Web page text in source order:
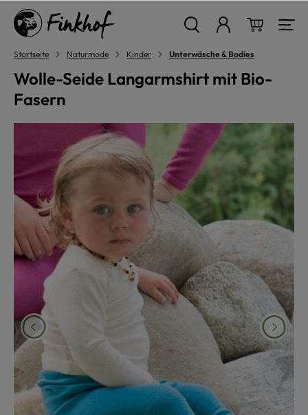
springen
Startseite Naturmode Kinder Unterwäsche & Bodies
Wolle-Seide Langarmshirt mit Bio-
Fasern
Bildergalerie überspringen